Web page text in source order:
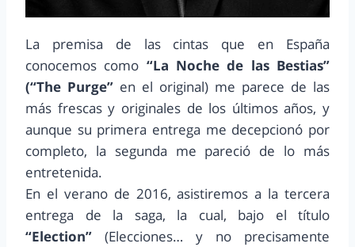
La premisa de las cintas que en España
conocemos como “La Noche de las Bestias”
(“The Purge” en el original) me parece de las
más frescas y originales de los últimos años, y
aunque su primera entrega me decepcionó por
completo, la segunda me pareció de lo más
entretenida.
En el verano de 2016, asistiremos a la tercera
entrega de la saga, la cual, bajo el título
“Election” (Elecciones… y no precisamente